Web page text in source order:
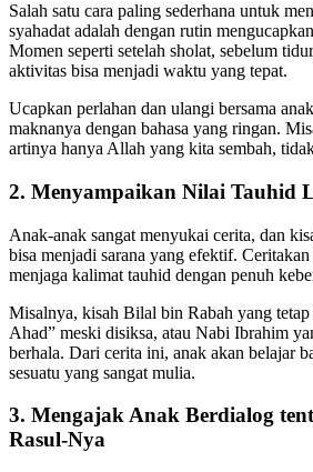
Salah satu cara paling sederhana untuk
syahadat adalah dengan rutin
Momen seperti setelah sholat, sebelum
aktivitas bisa menjadi waktu yang tepat.
Ucapkan perlahan dan ulangi bersama
maknanya dengan bahasa yang ringan.
artinya hanya Allah yang kita sembah,
2. Menyampaikan Nilai Tauhid
Anak-anak sangat menyukai cerita, dan
bisa menjadi sarana yang efektif. Ceritakan
menjaga kalimat tauhid dengan penuh
Misalnya, kisah Bilal bin Rabah yang
Ahad” meski disiksa, atau Nabi Ibrahim
berhala. Dari cerita ini, anak akan belajar
sesuatu yang sangat mulia.
3. Mengajak Anak Berdialog
Rasul-Nya